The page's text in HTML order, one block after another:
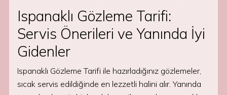
Ispanaklı Gözleme Tarifi:
Servis Önerileri ve Yanında İyi
Gidenler
Ispanaklı Gözleme Tarifi ile hazırladığınız gözlemeler,
sıcak servis edildiğinde en lezzetli halini alır. Yanında